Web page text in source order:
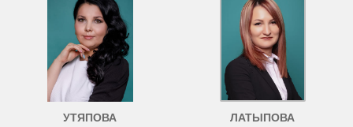
УТЯПОВА
ЛАТЫПОВА